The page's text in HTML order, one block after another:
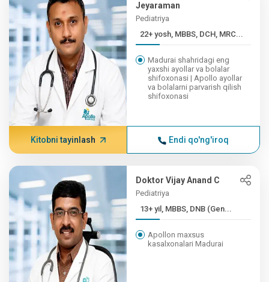
Jeyaraman
Pediatriya
22+ yosh, MBBS, DCH, MRC...
Madurai shahridagi eng
yaxshi ayollar va bolalar
shifoxonasi | Apollo ayollar
va bolalarni parvarish qilish
shifoxonasi
Kitobni tayinlash Endi qo'ng'iroq
Doktor Vijay Anand C
Pediatriya
13+ yil, MBBS, DNB (Gen...
Apollon maxsus
kasalxonalari Madurai